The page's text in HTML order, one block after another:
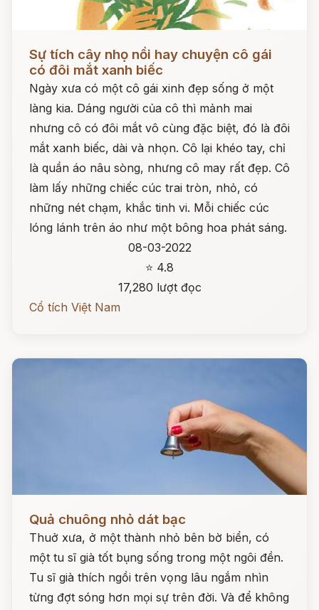
Sự tích cây nhọ nồi hay chuyện cô gái
có đôi mắt xanh biếc
Ngày xưa có một cô gái xinh đẹp sống ở một
làng kia. Dáng người của cô thì mảnh mai
nhưng cô có đôi mắt vô cùng đặc biệt, đó là đôi
mắt xanh biếc, dài và nhọn. Cô lại khéo tay, chỉ
là quần áo nâu sòng, nhưng cô may rất đẹp. Cô
làm lấy những chiếc cúc trai tròn, nhỏ, có
những nét chạm, khắc tinh vi. Mỗi chiếc cúc
lóng lánh trên áo như một bông hoa phát sáng.
08-03-2022
⭐ 4.8
17,280 lượt đọc
Cổ tích Việt Nam
Quả chuông nhỏ dát bạc
Thuở xưa, ở một thành nhỏ bên bờ biển, có
một tu sĩ già tốt bụng sống trong một ngôi đền.
Tu sĩ già thích ngồi trên vọng lâu ngắm nhìn
từng đợt sóng hơn mọi sự trên đời. Và để không